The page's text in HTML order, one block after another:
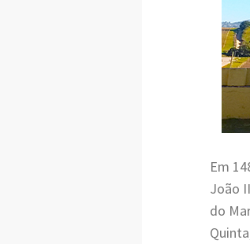
Em
João
do